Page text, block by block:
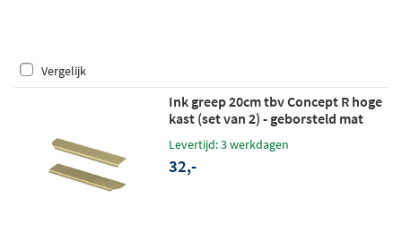
Vergelijk
Ink greep 20cm tbv Concept R hoge
kast (set van 2) - geborsteld mat
Levertijd: 3 werkdagen
32,-